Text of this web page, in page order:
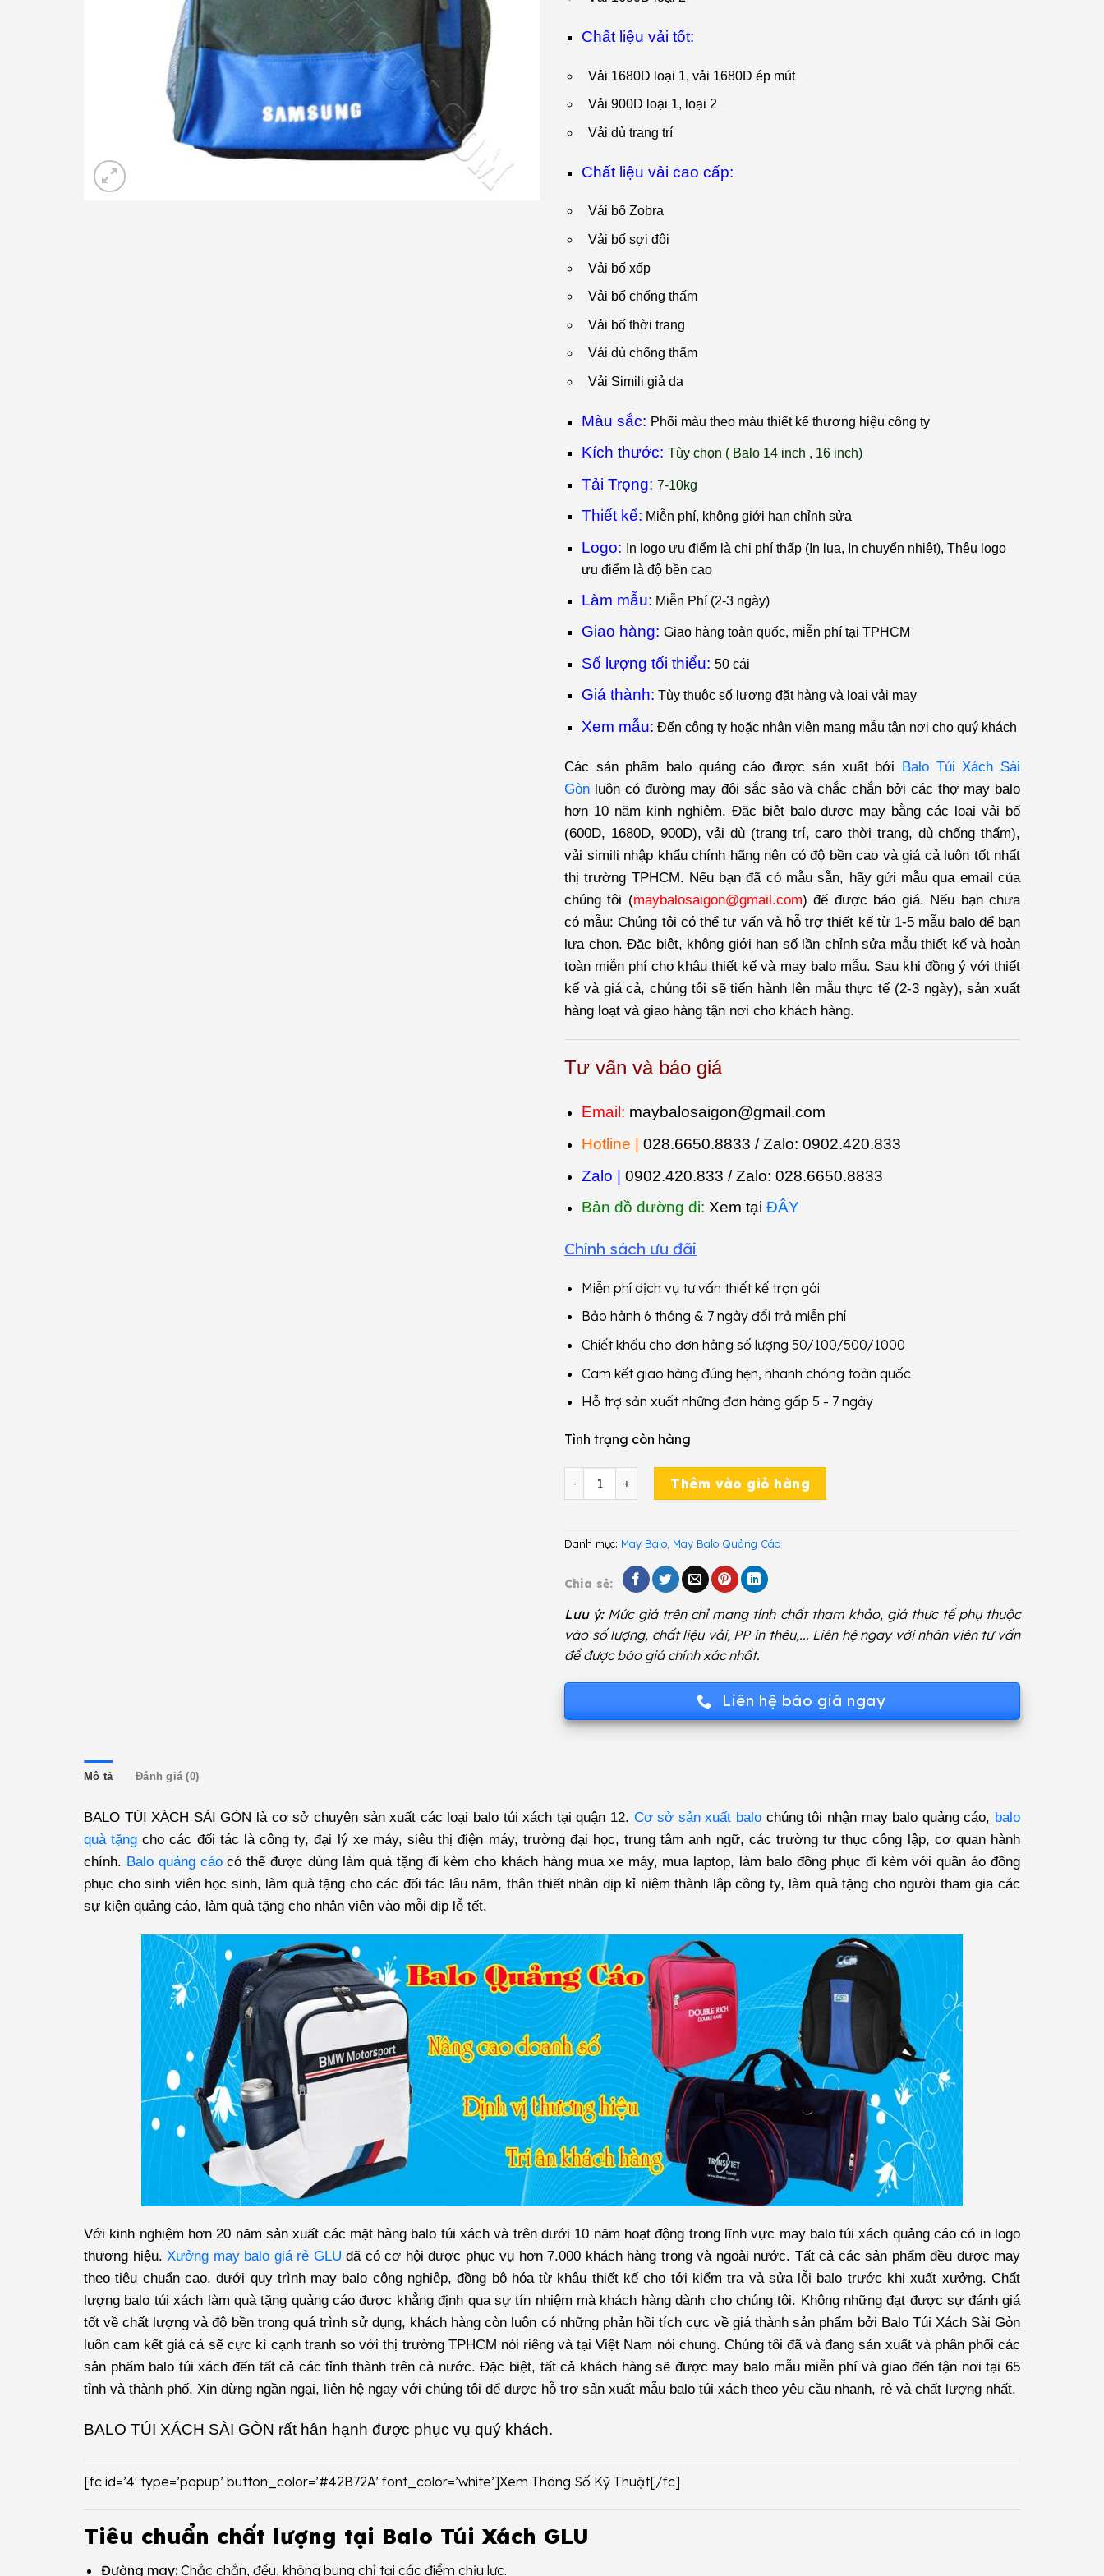
Chất liệu vải tốt:
Vải 1680D loại 1, vải 1680D ép mút
Vải 900D loại 1, loại 2
Vải dù trang trí
Chất liệu vải cao cấp:
Vải bố Zobra
Vải bố sợi đôi
Vải bố xốp
Vải bố chống thấm
Vải bố thời trang
Vải dù chống thấm
Vải Simili giả da
Màu sắc: Phối màu theo màu thiết kế thương hiệu công ty
Kích thước: Tùy chọn ( Balo 14 inch , 16 inch)
Tải Trọng: 7-10kg
Thiết kế: Miễn phí, không giới hạn chỉnh sửa
Logo:
n logo ưu điểm là chi phí thấp (In lụa, In chuyển nhiệt), Thêu logo
ưu điểm là độ bền cao
Làm mẫu: Miễn Phí (2-3 ngày)
Giao hàng: Giao hàng toàn quốc, miễn phí tại TPHCM
Số lượng tối thiểu: 50 cái
Giá thành: Tùy thuộc số lượng đặt hàng và loại vải may
Xem mẫu: Đến công ty hoặc nhân viên mang mẫu tận nơi cho quý khách
Các sản phẩm balo quảng cáo được sản xuất bởi Balo Túi Xách Sài
Gòn luôn có đường may đôi sắc sảo và chắc chắn bởi các thợ may balo
hơn 10 năm kinh nghiệm. Đặc biệt balo được may bằng các loại vải bố
(600D, 1680D, 900D), vải dù (trang trí, caro thời trang, dù chống thấm),
vải simili nhập khẩu chính hãng nên có độ bền cao và giá cả luôn tốt nhất
thị trường TPHCM. Nếu bạn đã có mẫu sẵn, hãy gửi mẫu qua email của
chúng tôi (maybalosaigon@gmail.com) để được báo giá. Nếu bạn chưa
có mẫu: Chúng tôi có thể tư vấn và hỗ trợ thiết kế từ 1-5 mẫu balo để bạn
lựa chọn. Đặc biệt, không giới hạn số lần chỉnh sửa mẫu thiết kế và hoàn
toàn miễn phí cho khâu thiết kế và may balo mẫu. Sau khi đồng ý với thiết
kế và giá cả, chúng tôi sẽ tiến hành lên mẫu thực tế (2-3 ngày), sản xuất
hàng loạt và giao hàng tận nơi cho khách hàng.
Tư vấn và báo giá
Email: maybalosaigon@gmail.com
Hotline |
028.6650.8833 / Zalo: 0902.420.833
Zalo | 0902.420.833 / Zalo: 028.6650.8833
Bản đồ đường đi: Xem tại ĐÂY
Chính sách ưu đãi
Miễn phí dịch vụ tư vấn thiết kế trọn gói
Bảo hành 6 tháng & 7 ngày đổi trả miễn phí
Chiết khấu cho đơn hàng số lượng 50/100/500/1000
Cam kết giao hàng đúng hẹn, nhanh chóng toàn quốc
Hỗ trợ sản xuất những đơn hàng gấp 5 - 7 ngày
Tình trạng còn hàng
Balo Quảng Cáo GYY 449 số lượng
Thêm vào giỏ hàng
Danh mục: May Balo May Balo Quảng Cáo
Chia sẻ:
Lưu ý:Mức giá trên chỉ mang tính chất tham khảo, giá thực tế phụ thuộc
vào số lượng, chất liệu vải, PP in thêu,... Liên hệ ngay với nhân viên tư vấn
để được báo giá chính xác nhất.
Liên hệ báo giá ngay
Mô tả Đánh giá (0)
BALO TÚI XÁCH SÀI GÒN là cơ sở chuyên sản xuất các loại balo túi xách tại quận 12. Cơ sở sản xuất balo chúng tôi nhận may balo quảng cáo, balo
quà tặng cho các đối tác là công ty, đại lý xe máy, siêu thị điện máy, trường đại học, trung tâm anh ngữ, các trường tư thục công lập, cơ quan hành
chính. Balo quảng cáocó thể được dùng làm quà tặng đi kèm cho khách hàng mua xe máy, mua laptop, làm balo đồng phục đi kèm với quần áo đồng
phục cho sinh viên học sinh, làm quà tặng cho các đối tác lâu năm, thân thiết nhân dịp kỉ niệm thành lập công ty, làm quà tặng cho người tham gia các
sự kiện quảng cáo, làm quà tặng cho nhân viên vào mỗi dịp lễ tết.
Với kinh nghiệm hơn 20 năm sản xuất các mặt hàng balo túi xách và trên dưới 10 năm hoạt động trong lĩnh vực may balo túi xách quảng cáo có in logo
thương hiệu. Xưởng may balo giá rẻ GLU đã có cơ hội được phục vụ hơn 7.000 khách hàng trong và ngoài nước. Tất cả các sản phẩm đều được may
theo tiêu chuẩn cao, dưới quy trình may balo công nghiệp, đồng bộ hóa từ khâu thiết kế cho tới kiểm tra và sửa lỗi balo trước khi xuất xưởng. Chất
lượng balo túi xách làm quà tặng quảng cáo được khẳng định qua sự tín nhiệm mà khách hàng dành cho chúng tôi. Không những đạt được sự đánh giá
tốt về chất lượng và độ bền trong quá trình sử dụng, khách hàng còn luôn có những phản hồi tích cực về giá thành sản phẩm bởi Balo Túi Xách Sài Gòn
luôn cam kết giá cả sẽ cực kì cạnh tranh so với thị trường TPHCM nói riêng và tại Việt Nam nói chung. Chúng tôi đã và đang sản xuất và phân phối các
sản phẩm balo túi xách đến tất cả các tỉnh thành trên cả nước. Đặc biệt, tất cả khách hàng sẽ được may balo mẫu miễn phí và giao đến tận nơi tại 65
tỉnh và thành phố. Xin đừng ngần ngại, liên hệ ngay với chúng tôi để được hỗ trợ sản xuất mẫu balo túi xách theo yêu cầu nhanh, rẻ và chất lượng nhất.
BALO TÚI XÁCH SÀI GÒN rất hân hạnh được phục vụ quý khách.
[fc id=’4′ type=’popup’ button_color=’#42B72A’ font_color=’white’]Xem Thông Số Kỹ Thuật[/fc]
Tiêu chuẩn chất lượng tại Balo Túi Xách GLU
Đường may:Chắc chắn, đều, không bung chỉ tại các điểm chịu lực.